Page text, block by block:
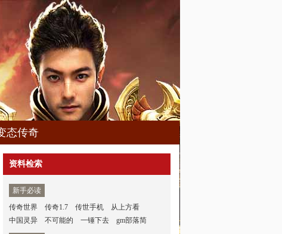
态传奇
资料检索
新手必读
传奇世界
传奇1.7 传世手机
从上方看
中国灵异
不可能的 一锤下去 gm部落简